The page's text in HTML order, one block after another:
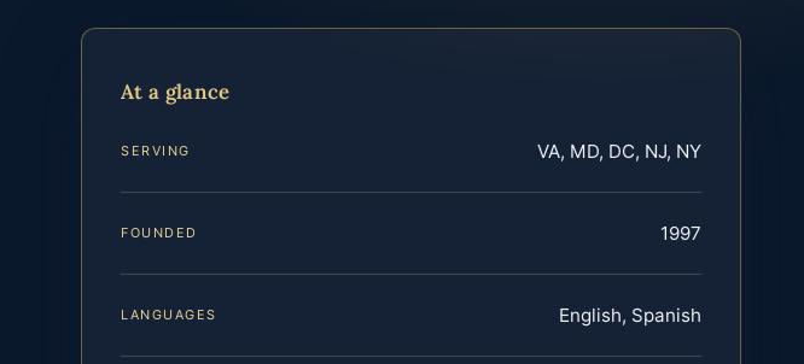
At a glance
SERVING VA, MD, DC, NJ, NY
FOUNDED 1997
LANGUAGES English, Spanish